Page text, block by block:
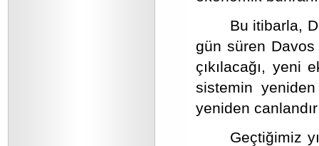
Bu itibarla,
gün süren
çıkılacağı, yeni
sistemin
yeniden
Geçtiğimiz